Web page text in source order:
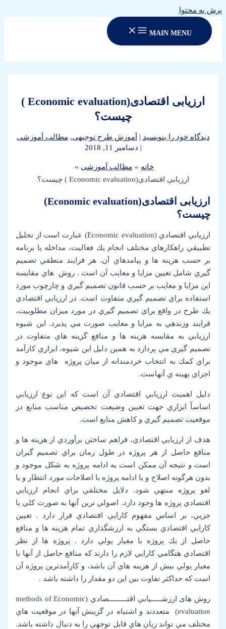
پرش به محتوا
MAIN MENU
ارزیابی اقتصادی(Economic evaluation )
چیست؟
دیدگاه‌ خود را بنویسید | آموزش طرح توجیهی, مطالب آموزشی
| دسامبر 11, 2018
خانه
مطالب آموزشی
ارزیابی اقتصادی(Economic evaluation ) چیست؟
ارزیابی اقتصادی(Economic evaluation)
چیست؟
ارزيابي اقتصادي (Economic evaluation) عبارت است از تحليل
تطبيقي راهكارهاي مختلف انجام يك فعاليت، مداخله يا برنامه
بر حسب هزينه ها و پيامدهاي آن. هر فرايند منطقي تصميم
گيري شامل تعيين مزايا و معايب آن است . روش هاي مقايسه
اين مزايا و معايب بر حسب قانون تصميم گيري و چارچوب مورد
استفاده براي تصميم گيري متفاوت است. در ارزيابي اقتصادي
يك طرح در واقع براي تصميم گيري در مورد ميزان مطلوبيت،
فرايند وزندهي به مزايا و معايب صورت مي پذيرد. اين شيوه
ارزيابي به مقايسه هزينه ها و منافع گزينه هاي متفاوت در
تصميم گيري مي پردازد به همين دليل اين شيوه، ابزاري كارآمد
براي كمك به انتخاب خردمندانه از ميان پروژه هاي موجود و
اجراي بهينه ي آنهاست.
دليل اهميت ارزيابي اقتصادي آن است كه اين نوع ارزيابي
اساساً ابزاري جهت تعيين وضيعت تخصيص مناسب منابع در
موقعيت تصميم گيري و كاهش منابع است.
هدف از ارزيابي اقتصادي، فراهم ساختن برآوردي از هزينه ها و
منافع حاصل از هر پروژه در طول زمان براي تصميم گيران
است و نتيجه آن ممكن است به ادامه پروژه به شكل موجود و
بدون هرگونه اصلاح و يا ادامه پروژه با اصلاحات مورد انتظار و يا
لغو پروژه منتهي شود. دلايل مختلفي براي انجام ارزيابي
اقتصادي پروژه ها وجود دارد. اصولي ترين آنها به صورت كلي يا
جزيي، بر اساس مفهوم كارايي اقتصادي قرار دارد . تعيين
كارايي اقتصادي بستگي به ارزشگذاري تمام هزينه ها و منافع
حاصل از يك پروژه با معيار پولي دارد . پروژه ها از نظر
اقتصادي هنگامي كارايي لازم را دارند كه منافع حاصل از آنها با
معيار پولي بيش از هزينه هاي آن باشد، و كارآمدترين پروژه آن
است كه حداكثر تفاوت بين اين دو مقدار را داشته باشد .
روش های ارزشـــــيابي اقتـــــــــصادي (methods of Economic
evaluation) متعددند و اشتباه در گزينش آنها در موقعيت هاي
مختلف مي تواند زيان هاي قابل توجهي را به دنبال داشته باشد.